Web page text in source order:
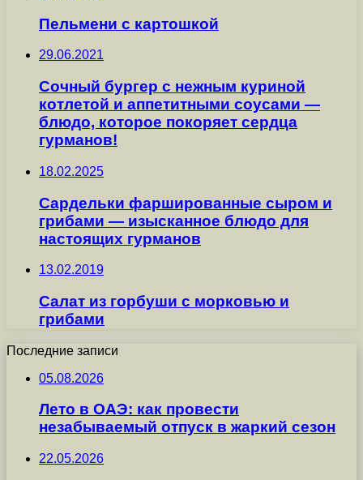
Пельмени с картошкой
29.06.2021
Сочный бургер с нежным куриной
котлетой и аппетитными соусами —
блюдо, которое покоряет сердца
гурманов!
18.02.2025
Сардельки фаршированные сыром и
грибами — изысканное блюдо для
настоящих гурманов
13.02.2019
Салат из горбуши с морковью и
грибами
Последние записи
05.08.2026
Лето в ОАЭ: как провести
незабываемый отпуск в жаркий сезон
22.05.2026